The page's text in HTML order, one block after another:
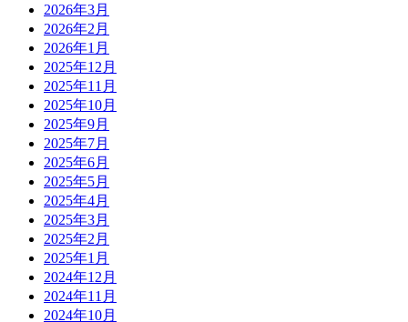
2026年3月
2026年2月
2026年1月
2025年12月
2025年11月
2025年10月
2025年9月
2025年7月
2025年6月
2025年5月
2025年4月
2025年3月
2025年2月
2025年1月
2024年12月
2024年11月
2024年10月